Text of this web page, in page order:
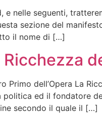
e nelle seguenti,
sezione del
il nome di […]
dell’Opera La
ed il fondatore
secondo il quale il […]